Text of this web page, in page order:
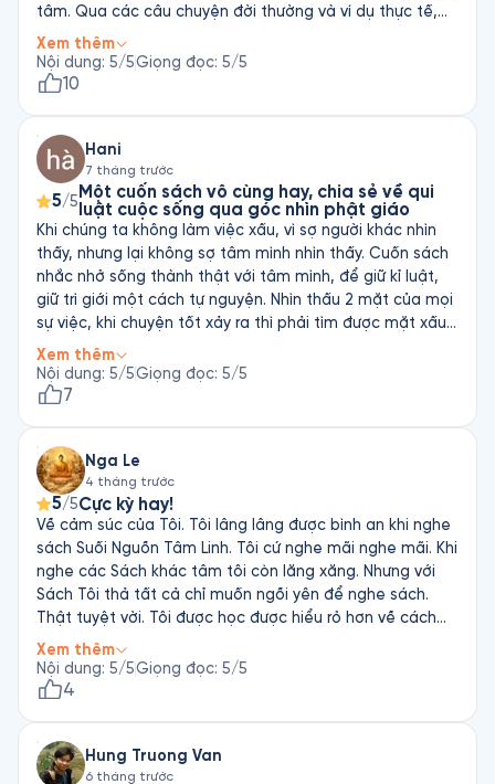
tâm. Qua các câu chuyện đời thường và ví dụ thực tế,
cuốn sách giúp người đọc hiểu rõ hơn về con đường giác
ngộ trong Phật giáo.
Xem thêm
Nội dung: 5/5Giọng đọc: 5/5
10
Hani
7 tháng trước
5/5 Một cuốn sách vô cùng hay, chia sẻ về qui
luật cuộc sống qua góc nhìn phật giáo
Khi chúng ta không làm việc xấu, vì sợ người khác nhìn
thấy, nhưng lại không sợ tâm mình nhìn thấy. Cuốn sách
nhắc nhở sống thành thật với tâm mình, để giữ kỉ luật,
giữ trì giới một cách tự nguyện. Nhìn thấu 2 mặt của mọi
sự việc, khi chuyện tốt xảy ra thì phải tìm được mặt xấu
của nó và ngược lại. Nhìn nhận mọi chuyện đa chiều và
khách quan để thôi không chấp niệm vào định nghĩa tốt
- xấu, học cách biết ơn mọi chuyện xảy ra vì đã giúp
đường dài mãi, hiểu được điều đó để không nản lòng khi
"mãi chẳng thấy đích đến" và không tự mãn vì "thấy mình
đã hiểu biết nhiều" Giọng đọc hay, bí ẩn, nhẹ nhàng
nhưng nhấn nhá đầy nội lực, vô cùng phù hợp với nội
dung sách Cảm ơn fonos đã mang lại trải nghiệm tuyệt
vời này
Xem thêm
Nội dung: 5/5Giọng đọc: 5/5
7
Nga Le
4 tháng trước
5/5Cực kỳ hay!
Về cảm súc của Tôi. Tôi lâng lâng được bình an khi nghe
sách Suối Nguồn Tâm Linh. Tôi cứ nghe mãi nghe mãi. Khi
nghe các Sách khác tâm tôi còn lăng xăng. Nhưng với
Sách Tôi thả tất cả chỉ muốn ngồi yên để nghe sách.
Thật tuyệt vời. Tôi được học được hiểu rỏ hơn về cách
thiền, tu tập giữa chánh pháp và cái gần chánh pháp.
Tôi viết ơn tác giả Biết ơn nhà xuất bản Biết ơn giọng
đọc ấm áp
Xem thêm
Nội dung: 5/5Giọng đọc: 5/5
4
Hung Truong Van
6 tháng trước